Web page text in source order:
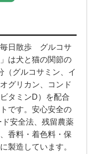
毎日散歩 グルコサ
は犬と猫の関節の
（グルコサミン、イ
グリカン、コンド
タミンD）を配合
です。安心安全の
安全法、残留農薬
香料・着色料・保
製造しています。